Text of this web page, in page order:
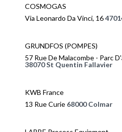
COSMOGAS
Via Leonardo Da Vinci, 16
GRUNDFOS (POMPES)
57 Rue De Malacombe - Parc
38070 St Quentin Fallavier
KWB France
13 Rue Curie 68000 Colmar